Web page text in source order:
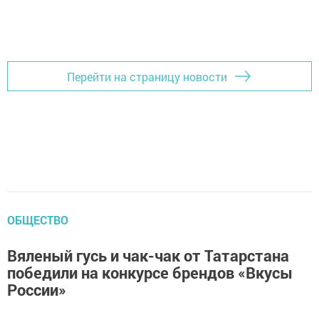
Перейти на страницу новости
ОБЩЕСТВО
Вяленый гусь и чак-чак от Татарстана
победили на конкурсе брендов «Вкусы
России»